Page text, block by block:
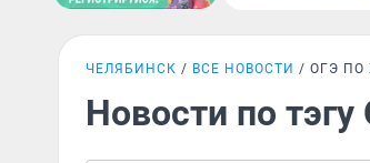
ЧЕЛЯБИНСК ВСЕ НОВОСТИ ОГЭ ПО
Новости по